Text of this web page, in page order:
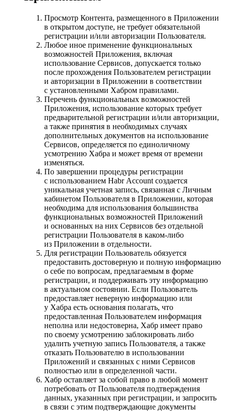
Просмотр Контента, размещенного в Приложении
в открытом доступе, не требует обязательной
регистрации и/или авторизации Пользователя.
Любое иное применение функциональных
возможностей Приложения, включая
использование Сервисов, допускается только
после прохождения Пользователем регистрации
и авторизации в Приложении в соответствии
с установленными Хабром правилами.
Перечень функциональных возможностей
Приложения, использование которых требует
предварительной регистрации и/или авторизации,
а также принятия в необходимых случаях
дополнительных документов на использование
Сервисов, определяется по единоличному
усмотрению Хабра и может время от времени
изменяться.
По завершении процедуры регистрации
с использованием Habr Account создается
уникальная учетная запись, связанная с Личным
кабинетом Пользователя в Приложении, которая
необходима для использования большинства
функциональных возможностей Приложений
и основанных на них Сервисов без отдельной
регистрации Пользователя в каком-либо
из Приложении в отдельности.
Для регистрации Пользователь обязуется
предоставить достоверную и полную информацию
о себе по вопросам, предлагаемым в форме
регистрации, и поддерживать эту информацию
в актуальном состоянии. Если Пользователь
предоставляет неверную информацию или
у Хабра есть основания полагать, что
предоставленная Пользователем информация
неполна или недостоверна, Хабр имеет право
по своему усмотрению заблокировать либо
удалить учетную запись Пользователя, а также
отказать Пользователю в использовании
Приложений и связанных с ними Сервисов
полностью или в определенной части.
Хабр оставляет за собой право в любой момент
потребовать от Пользователя подтверждения
данных, указанных при регистрации, и запросить
в связи с этим подтверждающие документы